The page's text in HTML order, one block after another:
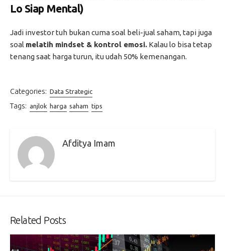
Lo Siap Mental)
Jadi investor tuh bukan cuma soal beli-jual saham, tapi juga
soal melatih mindset & kontrol emosi. Kalau lo bisa tetap
tenang saat harga turun, itu udah 50% kemenangan.
Categories: Data Strategic
Tags: anjlok harga saham tips
Afditya Imam
Related Posts